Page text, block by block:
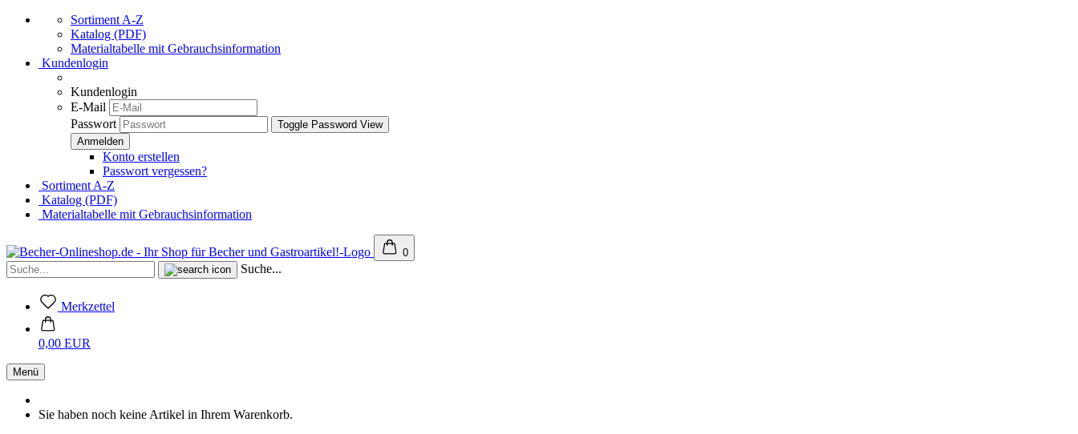
Sortiment A-Z
Katalog (PDF)
Materialtabelle mit Gebrauchsinformation
Kundenlogin
Kundenlogin
E-Mail
Passwort
Toggle Password View
Konto erstellen
Passwort vergessen?
Sortiment A-Z
Katalog (PDF)
Materialtabelle mit Gebrauchsinformation
0
Suche...
Merkzettel
0,00 EUR
Menü
Sie haben noch keine Artikel in Ihrem Warenkorb.